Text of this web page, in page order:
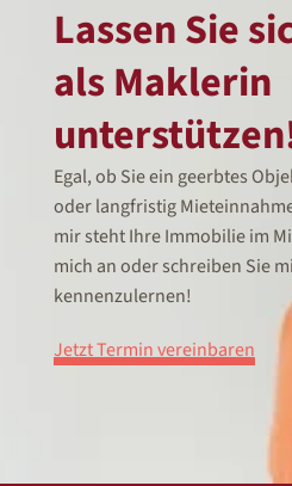
Lassen Sie
als Maklerin
Egal, ob Sie ein geerbtes
oder langfristig
mir steht Ihre Immobilie im
mich an oder schreiben Sie
kennenzulernen!
Jetzt Termin vereinbaren